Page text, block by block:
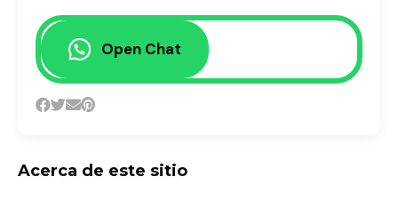
Open Chat
Acerca de este sitio